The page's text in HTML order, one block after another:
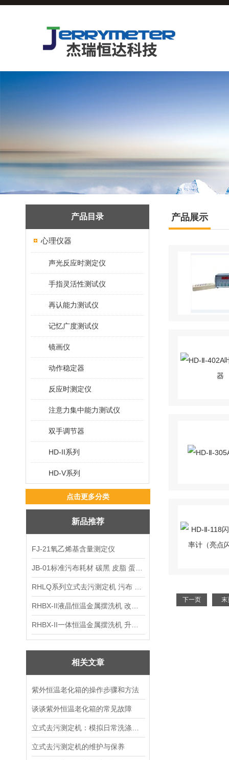
产品目录
心理仪器
声光反应时测定仪
手指灵活性测试仪
再认能力测试仪
记忆广度测试仪
镜画仪
动作稳定器
反应时测定仪
注意力集中能力测试仪
双手调节器
HD-II系列
HD-V系列
点击更多分类
新品推荐
FJ-21氧乙烯基含量测定仪
相关文章
紫外恒温老化箱的操作步骤和方法
谈谈紫外恒温老化箱的常见故障
立式去污测定机的维护与保养
产品展示
下一页 末